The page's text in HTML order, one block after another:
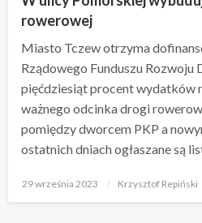
rowerowej
Miasto Tczew otrzyma
Rządowego Funduszu Rozwoju
pięćdziesiąt procent wydatków
ważnego odcinka drogi
pomiędzy dworcem PKP a
ostatnich dniach ogłaszane są
Opublikowane
29 września 2023 Krzysztof Repiński